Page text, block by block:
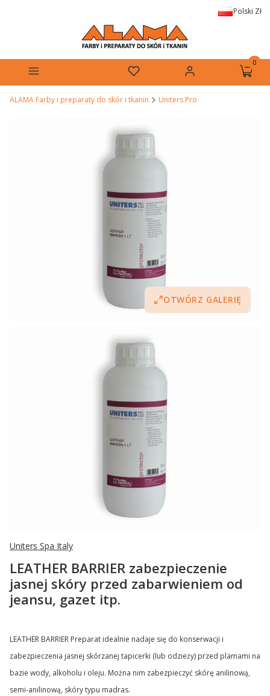
Polski Zł
Menu Ulubione Zaloguj się Koszyk
ALAMA Farby i preparaty do skór i tkanin Uniters Pro
OTWÓRZ GALERIĘ
Uniters Spa Italy
LEATHER BARRIER zabezpieczenie
jasnej skóry przed zabarwieniem od
jeansu, gazet itp.
LEATHER BARRIER Preparat idealnie nadaje się do konserwacji i
zabezpieczenia jasnej skórzanej tapicerki (lub odzieży) przed plamami na
bazie wody, alkoholu i oleju. Można nim zabezpieczyć skórę anilinową,
semi-anilinową, skóry typu madras.